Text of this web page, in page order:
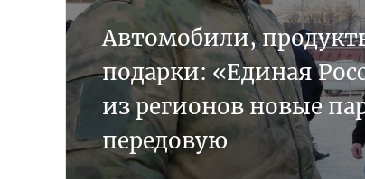
Автомобили,
подарки: «Единая
из регионов новые
передовую